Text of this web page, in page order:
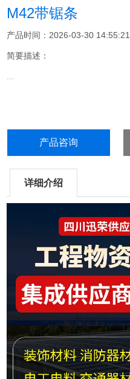
M42带锯条
产品时间：2026-03-30 14:55:21
简要描述：
...
产品咨询
详细介绍